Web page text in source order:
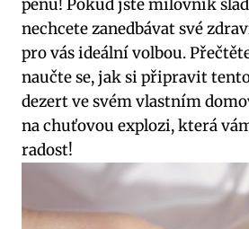
pěnu! Pokud jste milovník
nechcete zanedbávat své
pro vás ideální volbou.
naučte se, jak si připravit
dezert ve svém vlastním
na chuťovou explozi, která
radost!